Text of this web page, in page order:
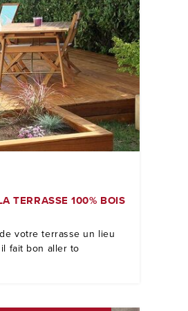
TERRASSE 100% BOIS
votre terrasse un lieu
fait bon aller to